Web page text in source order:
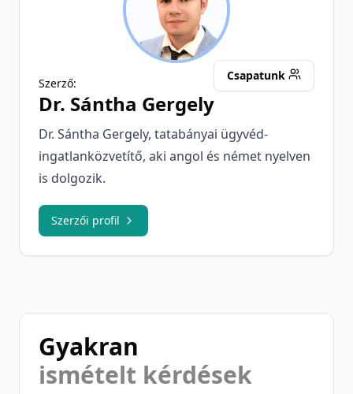
SG
Szerző:
Csapatunk
Dr. Sántha Gergely
Dr. Sántha Gergely, tatabányai ügyvéd-
ingatlanközvetítő, aki angol és német nyelven
is dolgozik.
Szerzői profil
Gyakran
ismételt kérdések